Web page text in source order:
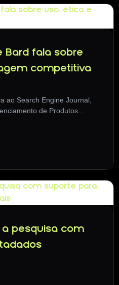
Bard fala sobre
competitiva
ao Search Engine Journal,
de Produtos...
pesquisa com